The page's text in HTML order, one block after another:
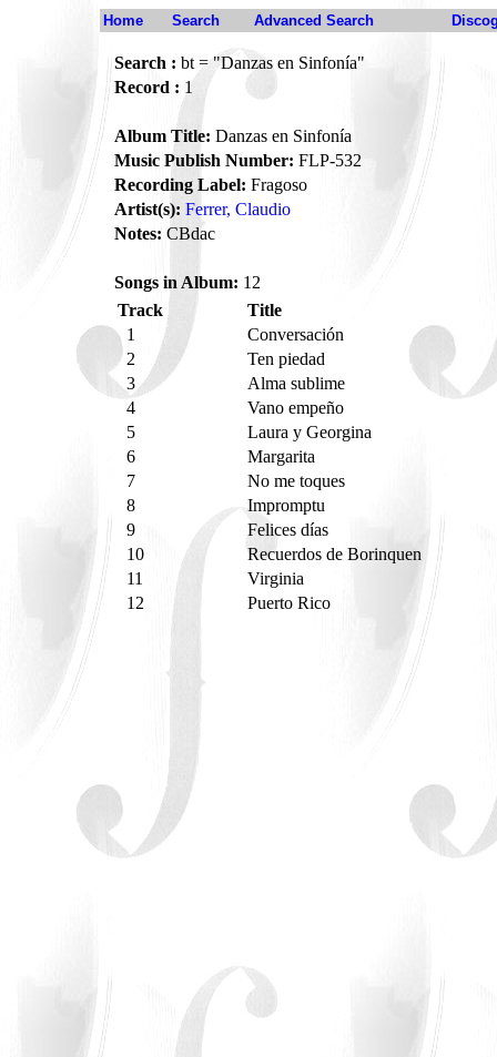
Home Search Advanced Search
Search : bt = "Danzas en Sinfonía"
Record : 1
Album Title: Danzas en Sinfonía
Music Publish Number: FLP-532
Recording Label: Fragoso
Artist(s): Ferrer, Claudio
Notes: CBdac
Songs in Album: 12
Track
Title
1
Conversación
2
Ten piedad
3
Alma sublime
4
Vano empeño
5
Laura y Georgina
6
Margarita
7
No me toques
8
Impromptu
9
Felices días
10
Recuerdos de Borinquen
11
Virginia
12
Puerto Rico